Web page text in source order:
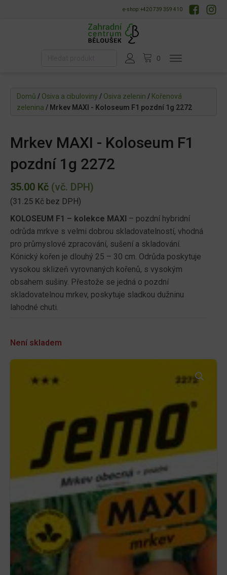
e-shop: +420 739 359 410
Domů / Osiva a cibuloviny / Osiva zelenin / Kořenová
zelenina / Mrkev MAXI - Koloseum F1 pozdní 1g 2272
Mrkev MAXI - Koloseum F1
pozdní 1g 2272
35.00 Kč (vč. DPH)
(31.25 Kč bez DPH)
KOLOSEUM F1 – kolekce MAXI – pozdní hybridní
odrůda mrkve s velmi dobrou skladovatelností, vhodná
pro průmyslové zpracování, sušení a skladování.
Kónický kořen je dlouhý 25 – 30 cm. Odrůda poskytuje
vysokou sklizeň vyrovnaných kořenů, s vysokým
obsahem sušiny. Přestože se jedná o pozdní
skladovatelnou mrkev, poskytuje sladkou dužninu
lahodné chuti.
Není skladem